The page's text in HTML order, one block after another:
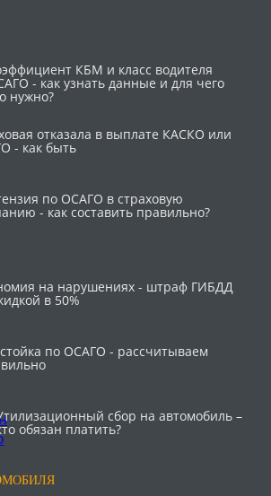
КБМ и класс водителя
- как узнать данные и для чего
нужно?
отказала в выплате КАСКО или
- как быть
по ОСАГО в страховую
- как составить правильно?
на нарушениях - штраф ГИБДД
в 50%
по ОСАГО - рассчитываем
сбор на автомобиль –
обязан платить?